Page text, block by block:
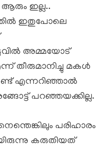
ആരും ഇല്ല..
ഇതുപോലെ
അമ്മയോട്
തീരുമാനിച്ചു മകൾ
എന്നറിഞ്ഞാൽ
പറഞ്ഞയക്കില്ല.
പരിഹാരം
കരുതിയത്